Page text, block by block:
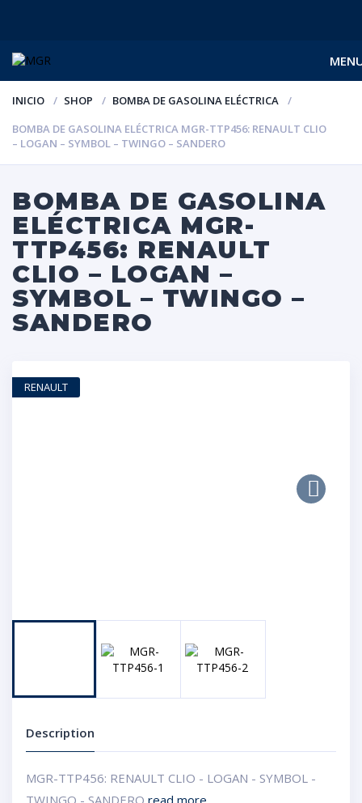
INICIO SHOP
BOMBA DE GASOLINA ELÉCTRICA
BOMBA DE GASOLINA ELÉCTRICA MGR-TTP456: RENAULT CLIO
– LOGAN – SYMBOL – TWINGO – SANDERO
BOMBA DE GASOLINA
ELÉCTRICA MGR-
TTP456: RENAULT
CLIO – LOGAN –
SYMBOL – TWINGO –
SANDERO
Description
MGR-TTP456: RENAULT CLIO - LOGAN - SYMBOL -
TWINGO - SANDERO read more
RENAULT